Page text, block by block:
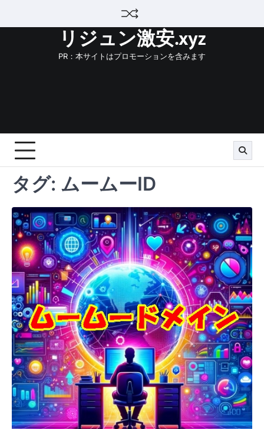
リジュン激安.xyz
PR：本サイトはプロモーションを含みます
タグ: ムームーID